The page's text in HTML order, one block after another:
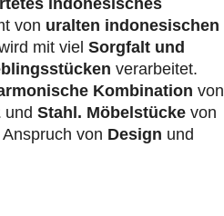
indonesisches
von uralten indonesischen
mit viel Sorgfalt und
verarbeitet.
Kombination von
und Stahl. Möbelstücke von
von Design und